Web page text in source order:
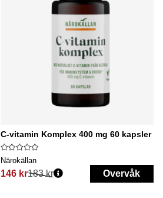
C-vitamin Komplex 400 mg 60 kapsler
Närokällan
146 kr
Vanlig pris:
183 kr Overvåk